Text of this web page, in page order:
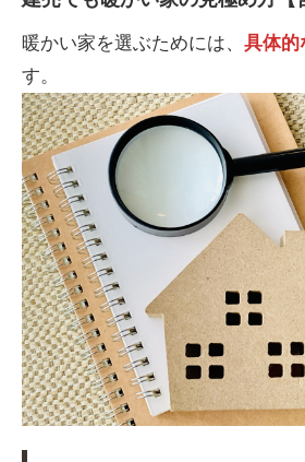
暖かい家を選ぶためには、 具体的
す。